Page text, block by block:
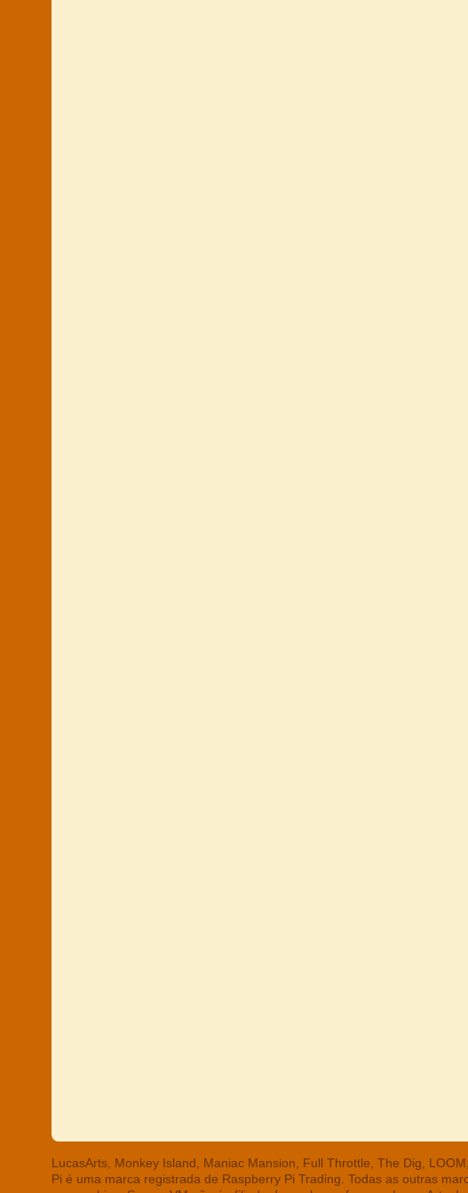
LucasArts, Monkey Island, Maniac Mansion, Full Throttle, The Dig,
Pi é uma marca registrada de Raspberry Pi Trading. Todas as outras